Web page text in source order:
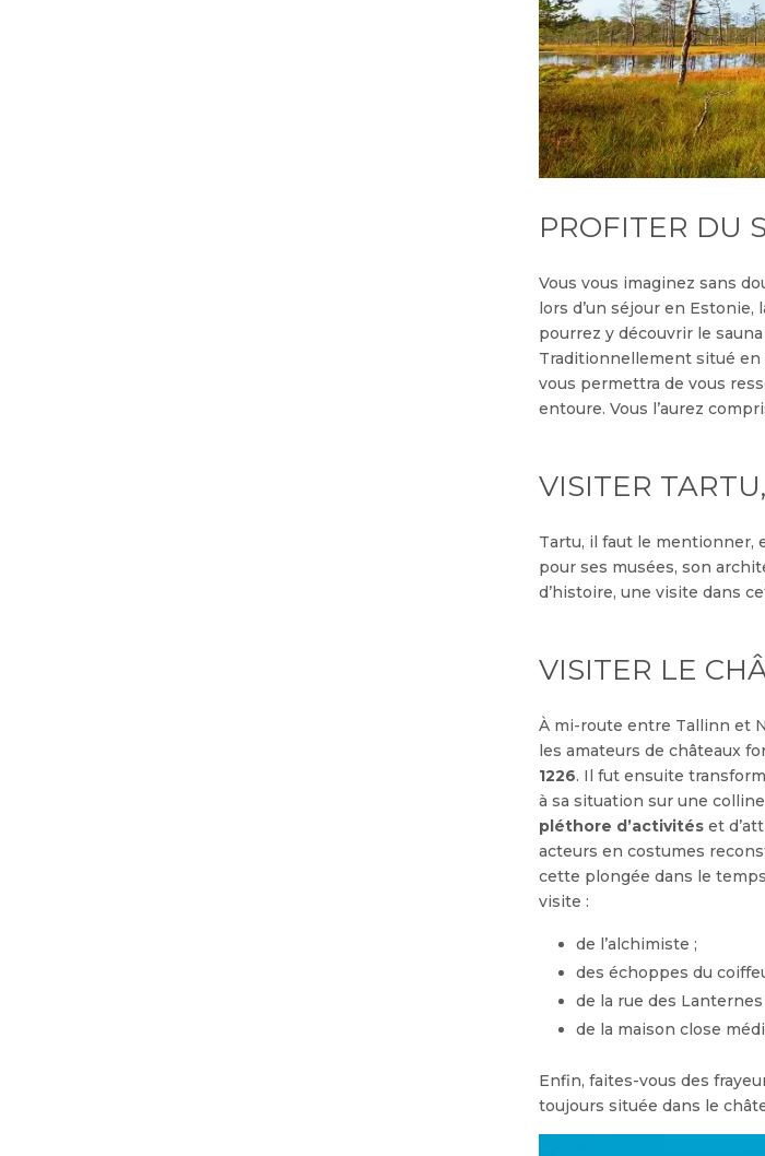
PROFITER DU
Vous vous imaginez sans
lors d’un séjour en Estonie,
pourrez y découvrir le
Traditionnellement situé en
vous permettra de vous
entoure. Vous l’aurez
VISITER
Tartu, il faut le mentionner,
pour ses musées, son
d’histoire, une visite dans
VISITER LE
À mi-route entre Tallinn et
les amateurs de châteaux
1226. Il fut ensuite
à sa situation sur une
pléthore d’activitéset
acteurs en costumes
cette plongée dans le
visite :
de l’alchimiste ;
des échoppes du
de la rue des Lanternes
de la maison close
Enfin, faites-vous des
toujours située dans le